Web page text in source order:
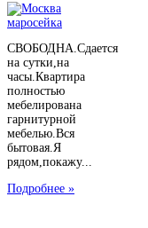
СВОБОДНА.Сдается
на сутки,на
часы.Квартира
полностью
мебелирована
гарнитурной
мебелью.Вся
бытовая.Я
рядом,покажу...
Подробнее »